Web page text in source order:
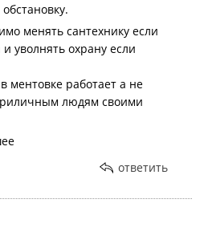
менять сантехнику если
уволнять охрану если
ментовке работает а не
людям своими
ответить